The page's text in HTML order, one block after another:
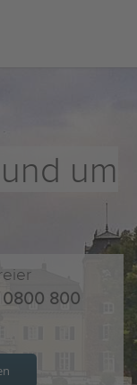
um
0800 800